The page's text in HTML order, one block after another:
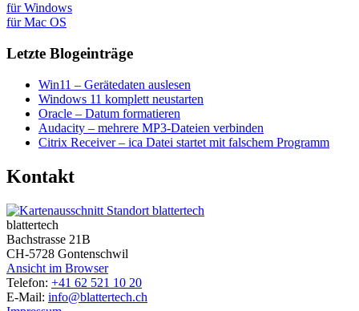
für Windows
für Mac OS
Letzte Blogeinträge
Win11 – Gerätedaten auslesen
Windows 11 komplett neustarten
Oracle – Datum formatieren
Audacity – mehrere MP3-Dateien verbinden
Citrix Receiver – ica Datei startet mit falschem Programm
Kontakt
blattertech
Bachstrasse 21B
CH-5728 Gontenschwil
Ansicht im Browser
Telefon: +41 62 521 10 20
E-Mail: info@blattertech.ch